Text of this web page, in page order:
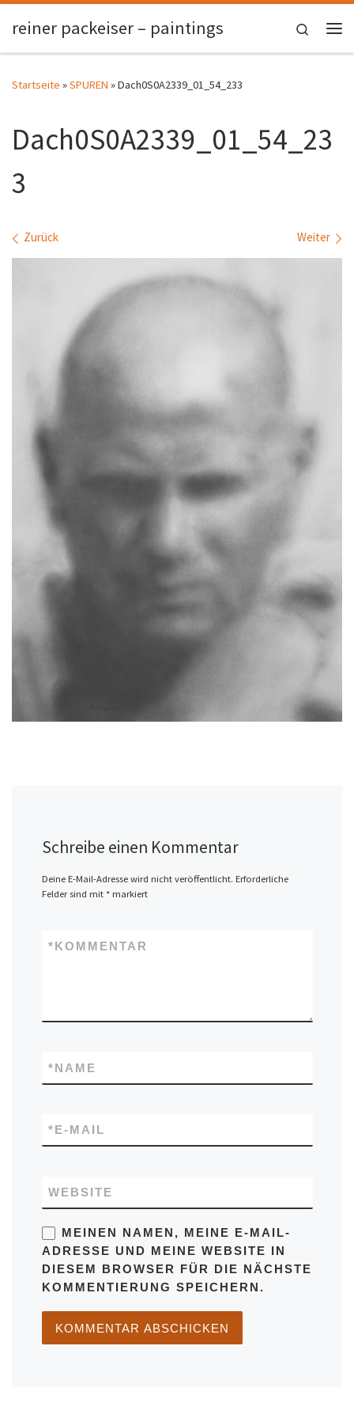
Zum Inhalt springen
reiner packeiser – paintings
Search
Startseite »SPUREN »Dach0S0A2339_01_54_233
Dach0S0A2339_01_54_23
3
Bilder Navigation
Zurück Weiter
Schreibe einen Kommentar
Deine E-Mail-Adresse wird nicht veröffentlicht. Erforderliche
Felder sind mit *markiert
KOMMENTAR
*
NAME
*
E-MAIL
*
WEBSITE
MEINEN NAMEN, MEINE E-MAIL-
ADRESSE UND MEINE WEBSITE IN
DIESEM BROWSER FÜR DIE NÄCHSTE
KOMMENTIERUNG SPEICHERN.